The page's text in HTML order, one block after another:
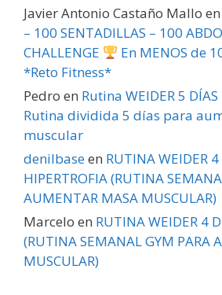
Javier Antonio Castaño Mallo en
– 100 SENTADILLAS – 100
CHALLENGE
En MENOS de
*Reto Fitness*
Pedro en Rutina WEIDER 5
Rutina dividida 5 días para
muscular
denilbaseen RUTINA WEIDER 4
HIPERTROFIA (RUTINA
AUMENTAR MASA MUSCULAR)
Marcelo en RUTINA WEIDER 4
(RUTINA SEMANAL GYM PARA
MUSCULAR)